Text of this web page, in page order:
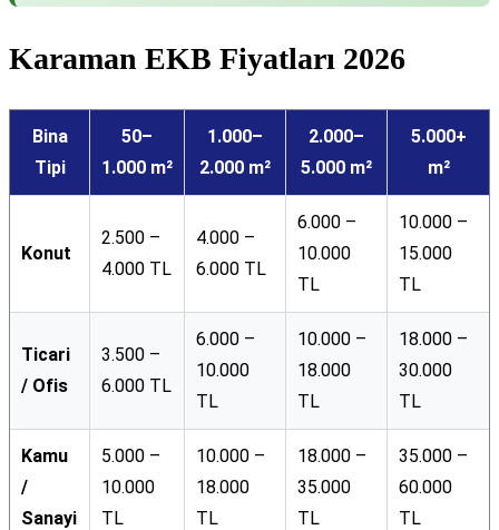
Karaman EKB Fiyatları 2026
Bina
Tipi
50–
1.000 m²
1.000–
2.000 m²
2.000–
5.000 m²
5.000+
m²
Konut
2.500 –
4.000 TL
4.000 –
6.000 TL
6.000 –
10.000
TL
10.000 –
15.000
TL
Ticari
/ Ofis
3.500 –
6.000 TL
6.000 –
10.000
TL
10.000 –
18.000
TL
18.000 –
30.000
TL
Kamu
/
Sanayi
5.000 –
10.000
TL
10.000 –
18.000
TL
18.000 –
35.000
TL
35.000 –
60.000
TL